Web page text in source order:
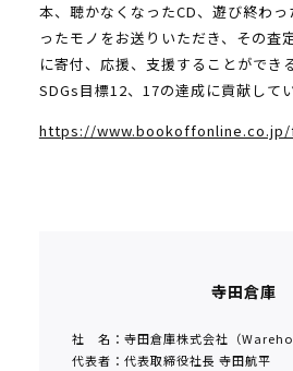
本、聴かなくなったCD、遊び終わ
ったモノをお送りいただき、その査
に寄付、応援、支援することができ
SDGs目標12、17の達成に貢献してい
https://
寺田倉庫
社 名：寺田倉庫株式会社（
代表者：代表取締役社長 寺田航平